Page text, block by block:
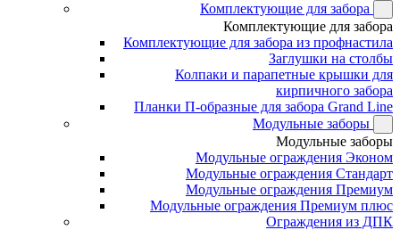
Комплектующие для забора
Комплектующие для забора
Комплектующие для забора из профнастила
Заглушки на столбы
Колпаки и парапетные крышки для
кирпичного забора
Планки П-образные для забора Grand Line
Модульные заборы
Модульные заборы
Модульные ограждения Эконом
Модульные ограждения Стандарт
Модульные ограждения Премиум
Модульные ограждения Премиум плюс
Ограждения из ДПК